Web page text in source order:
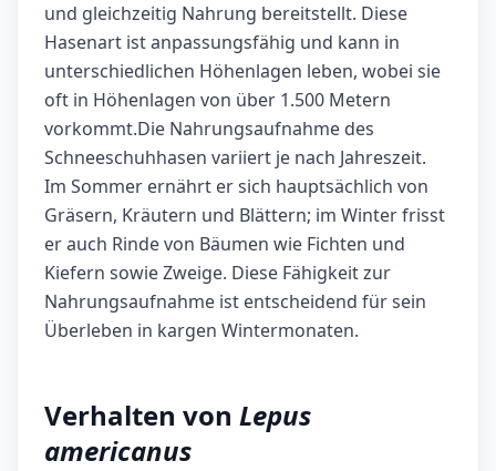
und gleichzeitig Nahrung bereitstellt. Diese
Hasenart ist anpassungsfähig und kann in
unterschiedlichen Höhenlagen leben, wobei sie
oft in Höhenlagen von über 1.500 Metern
vorkommt.Die Nahrungsaufnahme des
Schneeschuhhasen variiert je nach Jahreszeit.
Im Sommer ernährt er sich hauptsächlich von
Gräsern, Kräutern und Blättern; im Winter frisst
er auch Rinde von Bäumen wie Fichten und
Kiefern sowie Zweige. Diese Fähigkeit zur
Nahrungsaufnahme ist entscheidend für sein
Überleben in kargen Wintermonaten.
Verhalten von Lepus
americanus